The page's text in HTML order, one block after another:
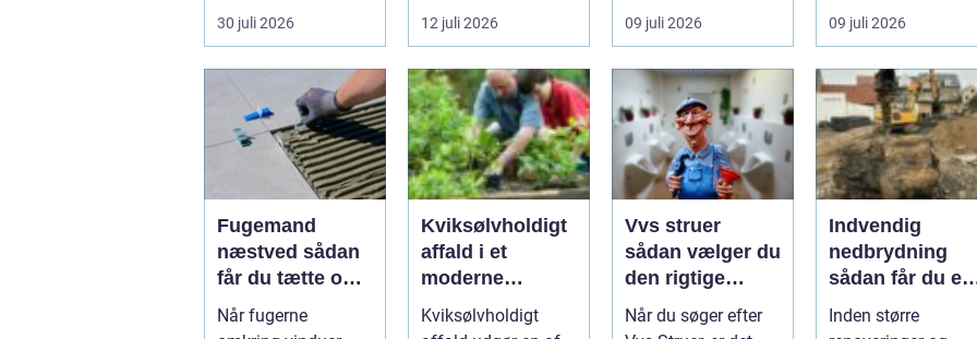
nedpakni...
30 juli 2026
rodsystemet op.
Metode...
12 juli 2026
virksomheder, der er
afhængige af o...
09 juli 2026
større oprydning
eller løbende ...
09 juli 2026
Fugemand
næstved sådan
får du tætte og
holdbare fuger
Når fugerne
Kviksølvholdigt
affald i et
moderne
affaldssystem
Kviksølvholdigt
Vvs struer
sådan vælger du
den rigtige
hjælp til dine
installationer
Når du søger efter
Indvendig
nedbrydning
sådan får du et
sikkert
udgangspunkt
Inden større